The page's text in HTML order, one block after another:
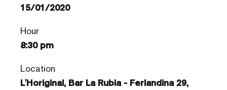
15/01/2020
Hour
8:30 pm
Location
L'Horiginal, Bar La Rubia - Ferlandina 29,